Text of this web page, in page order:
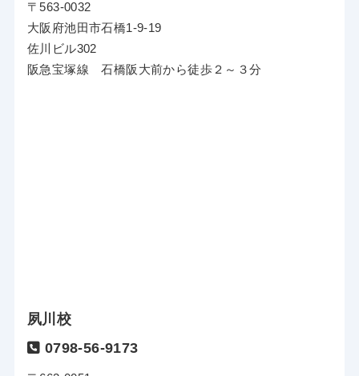
〒563-0032
大阪府池田市石橋1-9-19
佐川ビル302
阪急宝塚線 石橋阪大前から徒歩２～３分
夙川校
0798-56-9173